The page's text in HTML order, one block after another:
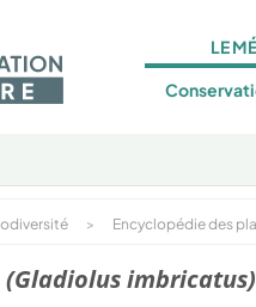
LE
> Encyclopédie des
(Gladiolus imbricatus)